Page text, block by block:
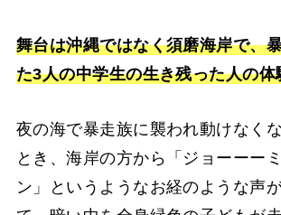
舞台は沖縄ではなく須磨海岸で、
た3人の中学生の生き残った人の体
夜の海で暴走族に襲われ動けなく
とき、海岸の方から「ジョーーー
ン」というようなお経のような声